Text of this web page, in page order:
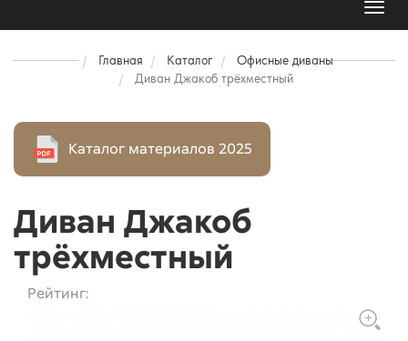
Toggle
Главная Каталог
Офисные диваны
Диван Джакоб трёхместный
Каталог материалов 2025
Диван Джакоб
трёхместный
Рейтинг: